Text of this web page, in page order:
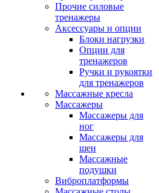
Прочие силовые
тренажеры
Аксессуары и опции
Блоки нагрузки
Опции для
тренажеров
Ручки и рукоятки
для тренажеров
Массажные кресла
Массажеры
Массажеры для
ног
Массажеры для
шеи
Массажные
подушки
Виброплатформы